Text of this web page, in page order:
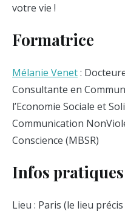
votre vie !
Formatrice
Mélanie Venet:
Consultante en
l’Economie Sociale et
Communication
Conscience (MBSR)
Infos pratiques
Lieu : Paris (le lieu